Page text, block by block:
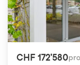
CHF 172'580